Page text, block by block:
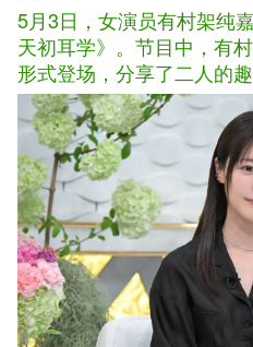
5月3日，女演员有村架纯
天初耳学》。节目中，有
形式登场，分享了二人的